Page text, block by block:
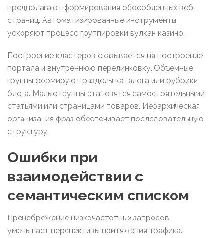
предполагают формирования обособленных веб-
страниц. Автоматизированные инструменты
ускоряют процесс группировки вулкан казино.
Построение кластеров сказывается на построение
портала и внутреннюю перелинковку. Объемные
группы формируют разделы каталога или рубрики
блога. Малые группы становятся самостоятельными
статьями или страницами товаров. Иерархическая
организация фраз обеспечивает последовательную
структуру.
Ошибки при
взаимодействии с
семантическим списком
Пренебрежение низкочастотных запросов
уменьшает перспективы притяжения трафика.